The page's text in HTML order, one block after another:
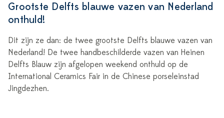
Grootste Delfts blauwe vazen van Nederland
onthuld!
Dit zijn ze dan: de twee grootste Delfts blauwe vazen van
Nederland! De twee handbeschilderde vazen van Heinen
Delfts Blauw zijn afgelopen weekend onthuld op de
International Ceramics Fair in de Chinese porseleinstad
Jingdezhen.